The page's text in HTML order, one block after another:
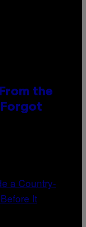
the